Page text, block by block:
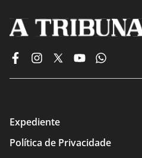
Expediente
Política de Privacidade